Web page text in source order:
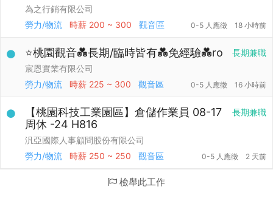
為之行銷有限公司
勞力/物流
時薪 200 ~ 300 觀音區 0-5 人應徵 18 小時前
長期兼職
⭐桃園觀音💑長期/臨時皆有💑免經驗💑ro
宸恩實業有限公司
勞力/物流
時薪 225 ~ 300 觀音區 0-5 人應徵 16 小時前
長期兼職
【桃園科技工業園區】倉儲作業員 08-17
周休 -24 H816
汎亞國際人事顧問股份有限公司
勞力/物流
時薪 250 ~ 250 觀音區 0-5 人應徵 2 天前
檢舉此工作